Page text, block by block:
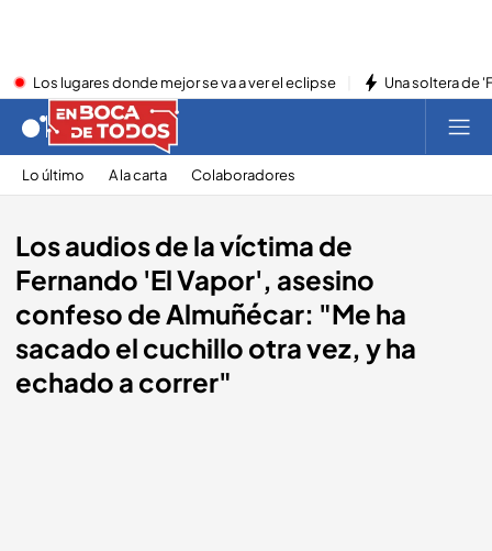
Los lugares donde mejor se va a ver el eclipse Una soltera de
Lo último A la carta Colaboradores
Los audios de la víctima de
Fernando 'El Vapor', asesino
confeso de Almuñécar: "Me ha
sacado el cuchillo otra vez, y ha
echado a correr"